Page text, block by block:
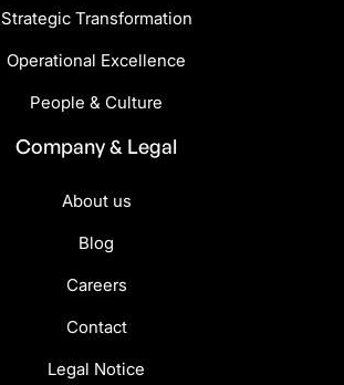
Strategic Transformation
Operational Excellence
People & Culture
Company & Legal
About us
Blog
Careers
Contact
Legal Notice